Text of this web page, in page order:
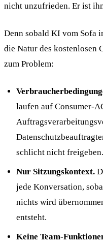
nicht unzufrieden. Er ist
Denn sobald KI vom Sofa
die Natur des kostenlosen
zum Problem:
laufen auf Consumer-
schlicht nicht
Nur Sitzungskontext.
jede Konversation,
nichts wird
entsteht.
Keine Team-